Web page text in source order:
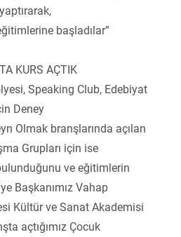
başladılar”
KURS AÇTIK
Speaking Club, Edebiyat
Deney
Olmak branşlarında açılan
Grupları için ise
ve eğitimlerin
Başkanımız Vahap
Kültür ve Sanat Akademisi
açtığımız Çocuk